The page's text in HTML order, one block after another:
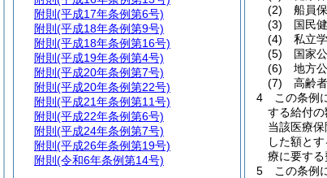
(2)
船員
(3)
国民
(4)
私立
(5)
国家
(6)
地方
(7)
高齢
4
この条例
する給付の
当該医療
した額と
療に要する
5
この条例
附則 (平成17年条例第6号)
附則 (平成18年条例第9号)
附則 (平成18年条例第16号)
附則 (平成19年条例第4号)
附則 (平成20年条例第7号)
附則 (平成20年条例第22号)
附則 (平成21年条例第11号)
附則 (平成22年条例第6号)
附則 (平成24年条例第7号)
附則 (平成26年条例第19号)
附則 (令和6年条例第14号)